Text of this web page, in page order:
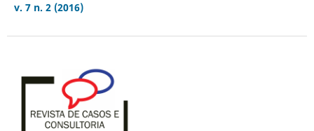
v. 7 n. 2 (2016)